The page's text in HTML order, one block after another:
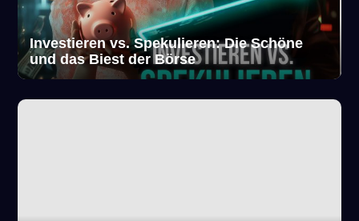
Investieren vs. Spekulieren: Die Schöne
und das Biest der Börse